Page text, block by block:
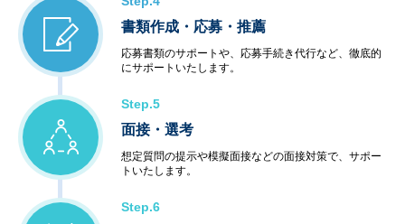
書類作成・応募・推薦
応募書類のサポートや、応募手続き代行など、徹底的
にサポートいたします。
Step.5
面接・選考
想定質問の提示や模擬面接などの面接対策で、サポー
トいたします。
Step.6